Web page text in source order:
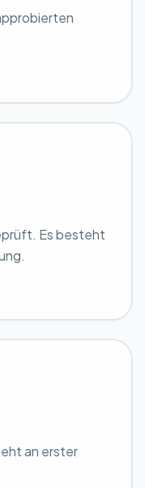
Es besteht
an erster